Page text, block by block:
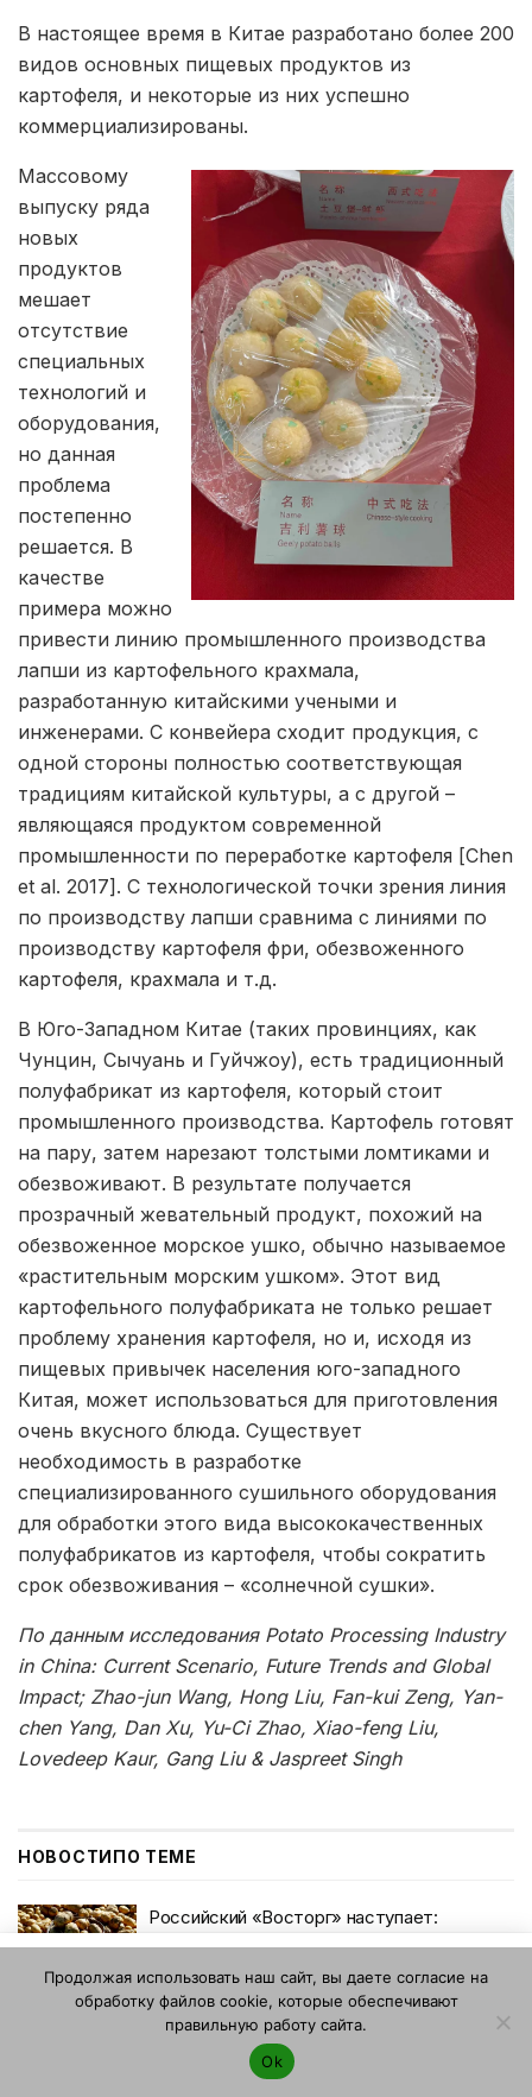
В настоящее время в Китае разработано более 200
видов основных пищевых продуктов из
картофеля, и некоторые из них успешно
коммерциализированы.
Массовому
выпуску ряда
новых
продуктов
мешает
отсутствие
специальных
технологий и
оборудования,
но данная
проблема
постепенно
решается. В
качестве
примера можно
привести линию промышленного производства
лапши из картофельного крахмала,
разработанную китайскими учеными и
инженерами. С конвейера сходит продукция, с
одной стороны полностью соответствующая
традициям китайской культуры, а с другой –
являющаяся продуктом современной
промышленности по переработке картофеля [Chen
et al. 2017]. С технологической точки зрения линия
по производству лапши сравнима с линиями по
производству картофеля фри, обезвоженного
картофеля, крахмала и т.д.
В Юго-Западном Китае (таких провинциях, как
Чунцин, Сычуань и Гуйчжоу), есть традиционный
полуфабрикат из картофеля, который стоит
промышленного производства. Картофель готовят
на пару, затем нарезают толстыми ломтиками и
обезвоживают. В результате получается
прозрачный жевательный продукт, похожий на
обезвоженное морское ушко, обычно называемое
«растительным морским ушком». Этот вид
картофельного полуфабриката не только решает
проблему хранения картофеля, но и, исходя из
пищевых привычек населения юго-западного
Китая, может использоваться для приготовления
очень вкусного блюда. Существует
необходимость в разработке
специализированного сушильного оборудования
для обработки этого вида высококачественных
полуфабрикатов из картофеля, чтобы сократить
срок обезвоживания – «солнечной сушки».
По данным исследованияPotato Processing Industry
in China: Current Scenario, Future Trends and Global
Impact; Zhao-jun Wang, Hong Liu, Fan-kui Zeng, Yan-
chen Yang, Dan Xu, Yu-Ci Zhao, Xiao-feng Liu,
Lovedeep Kaur, Gang Liu & Jaspreet Singh
НОВОСТИПО ТЕМЕ
Российский «Восторг» наступает:
заместить импорт
27.07.2026
Россия резко нарастила закупки картофеля
из Китая в июне, но годовая динамика
пользоваться этим веб-сайтом, вы даете согласие на
использование файлов cookie. Ознакомьтесь с нашей
Политикой конфиденциальности и использования файлов
Я согласен
Продолжая использовать наш сайт, вы даете согласие на
обработку файлов cookie, которые обеспечивают
правильную работу сайта.
Ok